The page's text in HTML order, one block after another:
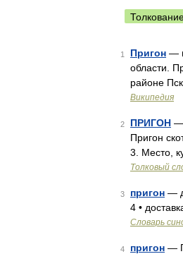
1 Пригон —
области.
районе
Википедия
2 ПРИГОН —
Пригон
3. Место,
Толковый
3 пригон —
4 •
Словарь
4 пригон —